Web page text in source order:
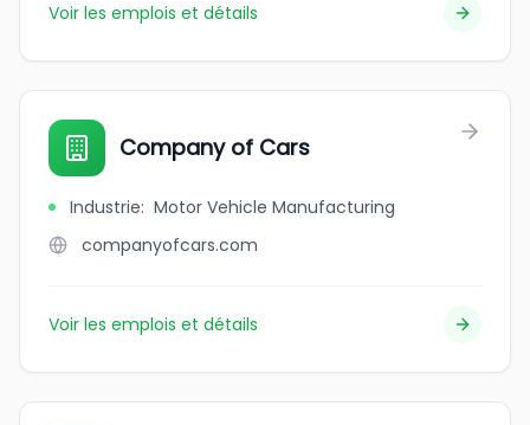
Voir les emplois et détails
Company of Cars
Industrie: Motor Vehicle Manufacturing
companyofcars.com
Voir les emplois et détails